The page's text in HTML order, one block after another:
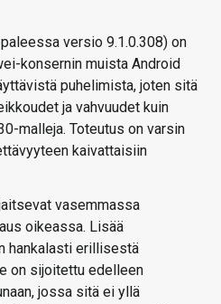
versio 9.1.0.308) on
konsernin muista Android
puhelimista, joten sitä
ja vahvuudet kuin
malleja. Toteutus on varsin
kaivattaisiin
vasemmassa
oikeassa. Lisää
hankalasti erillisestä
on sijoitettu edelleen
jossa sitä ei yllä